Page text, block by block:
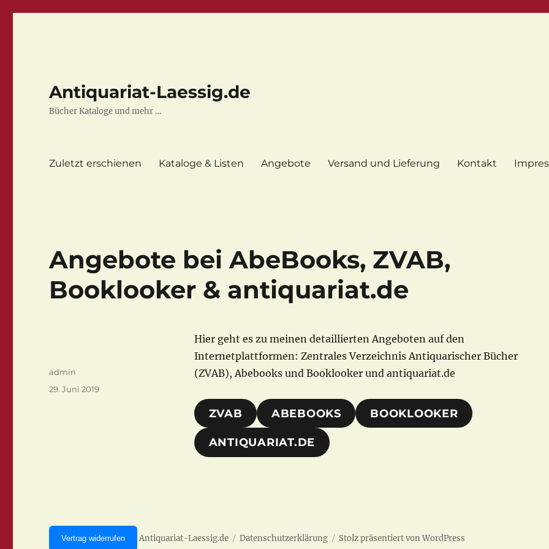
Antiquariat-Laessig.de
Bücher Kataloge und mehr …
Zuletzt erschienen Kataloge & Listen Angebote Versand und Lieferung Kontakt
Angebote bei AbeBooks, ZVAB,
Booklooker & antiquariat.de
Hier geht es zu meinen detaillierten Angeboten auf den
Internetplattformen: Zentrales Verzeichnis Antiquarischer Bücher
(ZVAB), Abebooks und Booklooker und antiquariat.de
ZVAB ABEBOOKS BOOKLOOKER
ANTIQUARIAT.DE
Autor
admin
Veröffentlicht
29. Juni 2019
Vertrag widerrufen Antiquariat-Laessig.de Datenschutzerklärung Stolz präsentiert von WordPress